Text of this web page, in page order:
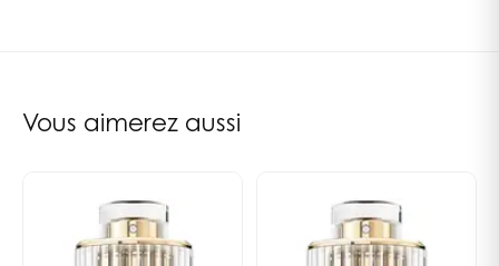
Rivières Insouciance et est semblable à une cascade
La collection des Rivières de
Vous aimerez aussi